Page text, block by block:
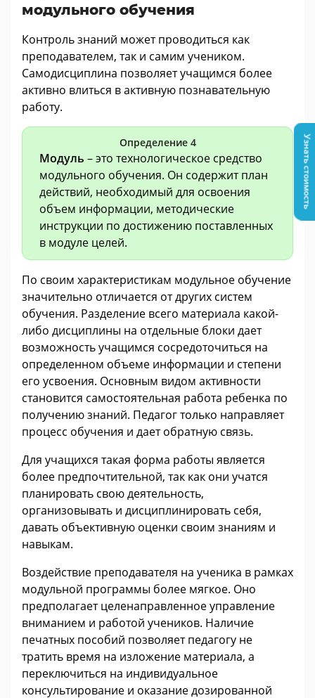
модульного обучения
Контроль знаний может проводиться как
преподавателем, так и самим учеником.
Самодисциплина позволяет учащимся более
активно влиться в активную познавательную
работу.
Определение 4
Модуль – это технологическое средство
модульного обучения. Он содержит план
действий, необходимый для освоения
объем информации, методические
инструкции по достижению поставленных
в модуле целей.
По своим характеристикам модульное обучение
значительно отличается от других систем
обучения. Разделение всего материала какой-
либо дисциплины на отдельные блоки дает
возможность учащимся сосредоточиться на
определенном объеме информации и степени
его усвоения. Основным видом активности
становится самостоятельная работа ребенка по
получению знаний. Педагог только направляет
процесс обучения и дает обратную связь.
Для учащихся такая форма работы является
более предпочтительной, так как они учатся
планировать свою деятельность,
организовывать и дисциплинировать себя,
давать объективную оценки своим знаниям и
навыкам.
Воздействие преподавателя на ученика в рамках
модульной программы более мягкое. Оно
предполагает целенаправленное управление
вниманием и работой учеников. Наличие
печатных пособий позволяет педагогу не
тратить время на изложение материала, а
переключиться на индивидуальное
консультирование и оказание дозированной
Узнать стоимость